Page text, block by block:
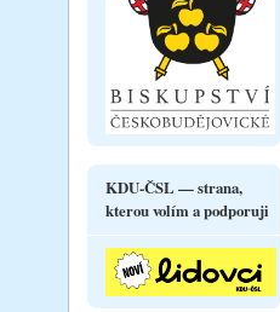
KDU-ČSL — strana,
kterou volím a podporuji